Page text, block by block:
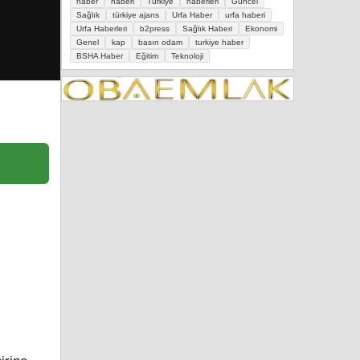
Sağlık
türkiye ajans Urfa Haber
urfa haberi
Urfa Haberleri
b2press Sağlık Haberi
Ekonomi
Genel
kap basın odam
turkiye haber
BSHA Haber
Eğitim Teknoloji